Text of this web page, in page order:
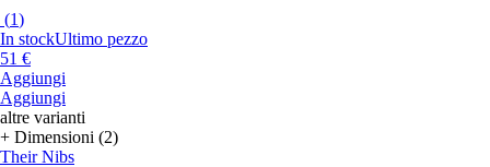
(1)
In stockUltimo pezzo
51 €
Aggiungi
Aggiungi
altre varianti
+ Dimensioni (2)
Their Nibs